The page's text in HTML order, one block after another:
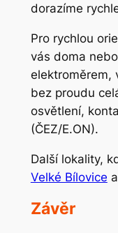
dorazíme
Pro rychlou
vás doma
elektroměrem,
bez proudu
osvětlení,
(ČEZ/E.ON).
Další lokality,
Velké Bílovice a
Závěr